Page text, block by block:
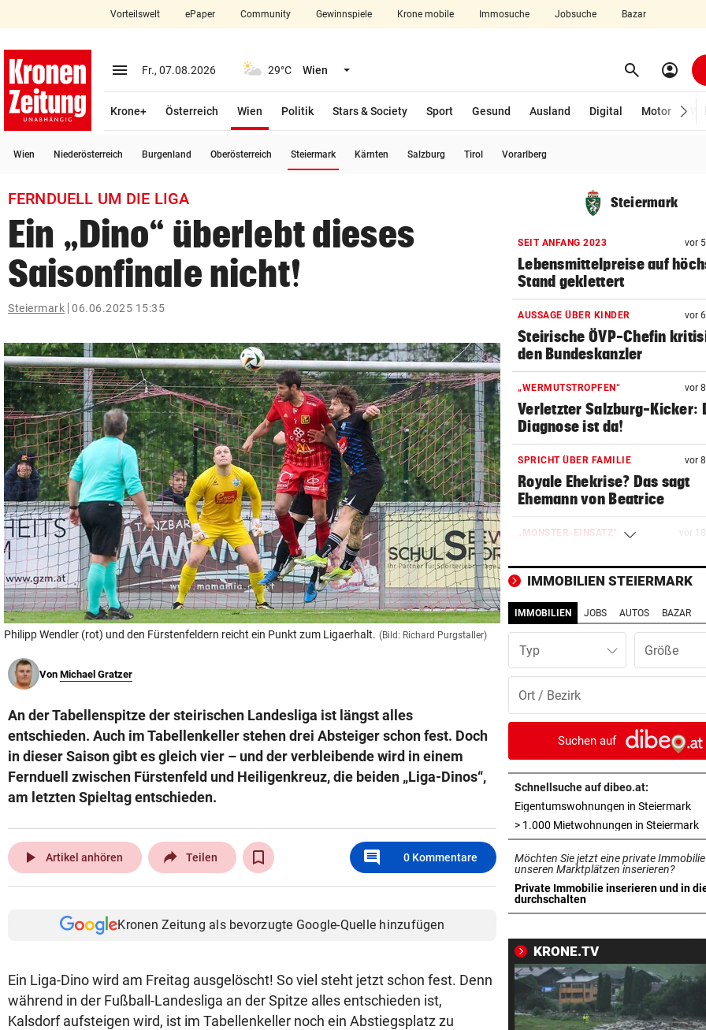
closeSchließen
account_circle Anmelden
arrow_right
Bundesland auswählen
bookmark
search
Suchbegriff
eingeben
© Krone Multimedia GmbH & Co KG 2026
Muthgasse 2, 1190 Wien
Vorteilswelt ePaper Community Gewinnspiele Krone mobile Immosuche Jobsuche Bazar
menu Menü aufklappen
Fr., 07.08.2026 29°C Wien Menü aufklappen search Suchen
account_circle
Krone+ Österreich Wien
Politik
Stars & Society Sport Gesund Ausland Digital Motor
Wien Niederösterreich Burgenland Oberösterreich Steiermark Kärnten Salzburg Tirol Vorarlberg
FERNDUELL UM DIE LIGA
Ein „Dino“ überlebt dieses
Saisonfinale nicht!
Steiermark 06.06.2025 15:35
Philipp Wendler (rot) und den Fürstenfeldern reicht ein Punkt zum Ligaerhalt. (Bild: Richard Purgstaller)
Von Michael Gratzer
An der Tabellenspitze der steirischen Landesliga ist längst alles
entschieden. Auch im Tabellenkeller stehen drei Absteiger schon fest. Doch
in dieser Saison gibt es gleich vier – und der verbleibende wird in einem
Fernduell zwischen Fürstenfeld und Heiligenkreuz, die beiden „Liga-Dinos“,
am letzten Spieltag entschieden.
play_arrow Artikel anhören Teilen comment 0 Kommentare
Kronen Zeitung als bevorzugte Google-Quelle hinzufügen
Ein Liga-Dino wird am Freitag ausgelöscht! So viel steht jetzt schon fest. Denn
während in der Fußball-Landesliga an der Spitze alles entschieden ist,
Kalsdorf aufsteigen wird, ist im Tabellenkeller noch ein Abstiegsplatz zu
Steiermark
SEIT ANFANG 2023 vor
Lebensmittelpreise auf
Stand geklettert
AUSSAGE ÜBER KINDER vor
Steirische ÖVP-Chefin
den Bundeskanzler
„WERMUTSTROPFEN“ vor
Verletzter Salzburg-Kicker:
Diagnose ist da!
SPRICHT ÜBER FAMILIE vor
Royale Ehekrise? Das sagt
Ehemann von Beatrice
„MONSTER-EINSATZ“ vor
am Kinderspielplatz
PSG WARTET SCHON
WM-Held zeigt Sixpack –
er Barcelona?
AUCH GROSSELTERN TOT vor
Thailand: Teenager richtete
Blutbad in Schule an
vor 26
Stocker-Sager:
sondergleichen!“
„IST NICHT SICHER“ vor 27
Kinderverbot in Studio: Viel
für Betreiberin
SCHWIMM-EM IN PARIS vor
Halbfinal-Aus für Luca Karl
„KANN DAS JEMAND ...“ vor
Insta-Video von Ski-Idol lässt
Braathen ausflippen
IMMOBILIEN STEIERMARK
IMMOBILIEN JOBS AUTOS BAZAR
Typ
Suchen auf
Schnellsuche auf dibeo.at:
Eigentumswohnungen in Steiermarkin
> 1.000 Mietwohnungen in Steiermark
Möchten Sie jetzt eine private
unseren Marktplätzen inserieren?
Private Immobilie inserieren und in
durchschalten
in neuem Tab öffnen
KRONE.TV